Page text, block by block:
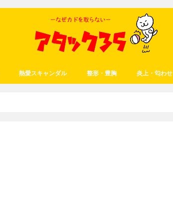
熱愛スキャンダル 整形・豊胸 炎上・匂わせ